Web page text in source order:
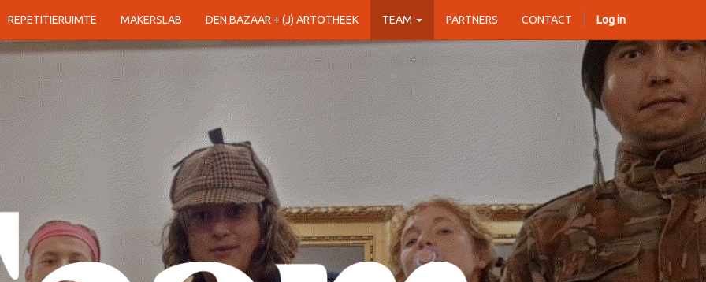
REPETITIERUIMTE MAKERSLAB DEN BAZAAR + (J) ARTOTHEEK TEAM PARTNERS CONTACT Log in